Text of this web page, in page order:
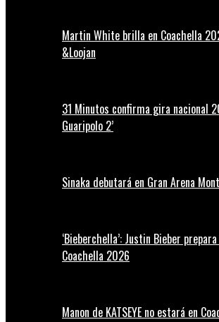
Martin White brilla en Coachella
&Loojan
31 Minutos confirma gira nacional
Guaripolo 2’
Sinaka debutará en Gran Arena
‘Bieberchella’: Justin Bieber
Coachella 2026
Manon de KATSEYE no estará en